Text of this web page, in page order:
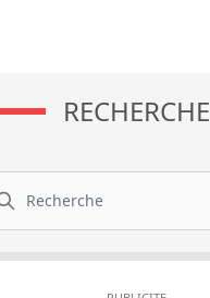
RECHERCHE